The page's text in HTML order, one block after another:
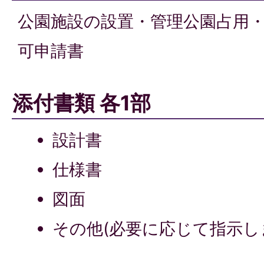
公園施設の設置・管理公園占用
可申請書
添付書類 各1部
設計書
仕様書
図面
その他(必要に応じて指示